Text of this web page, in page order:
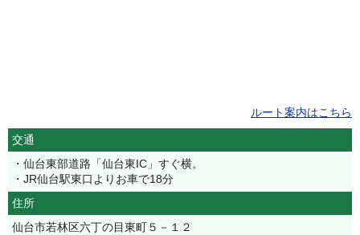
ルート案内はこちら
交通
・仙台東部道路「仙台東IC」すぐ横。
・JR仙台駅東口よりお車で18分
住所
仙台市若林区六丁の目東町５－１２